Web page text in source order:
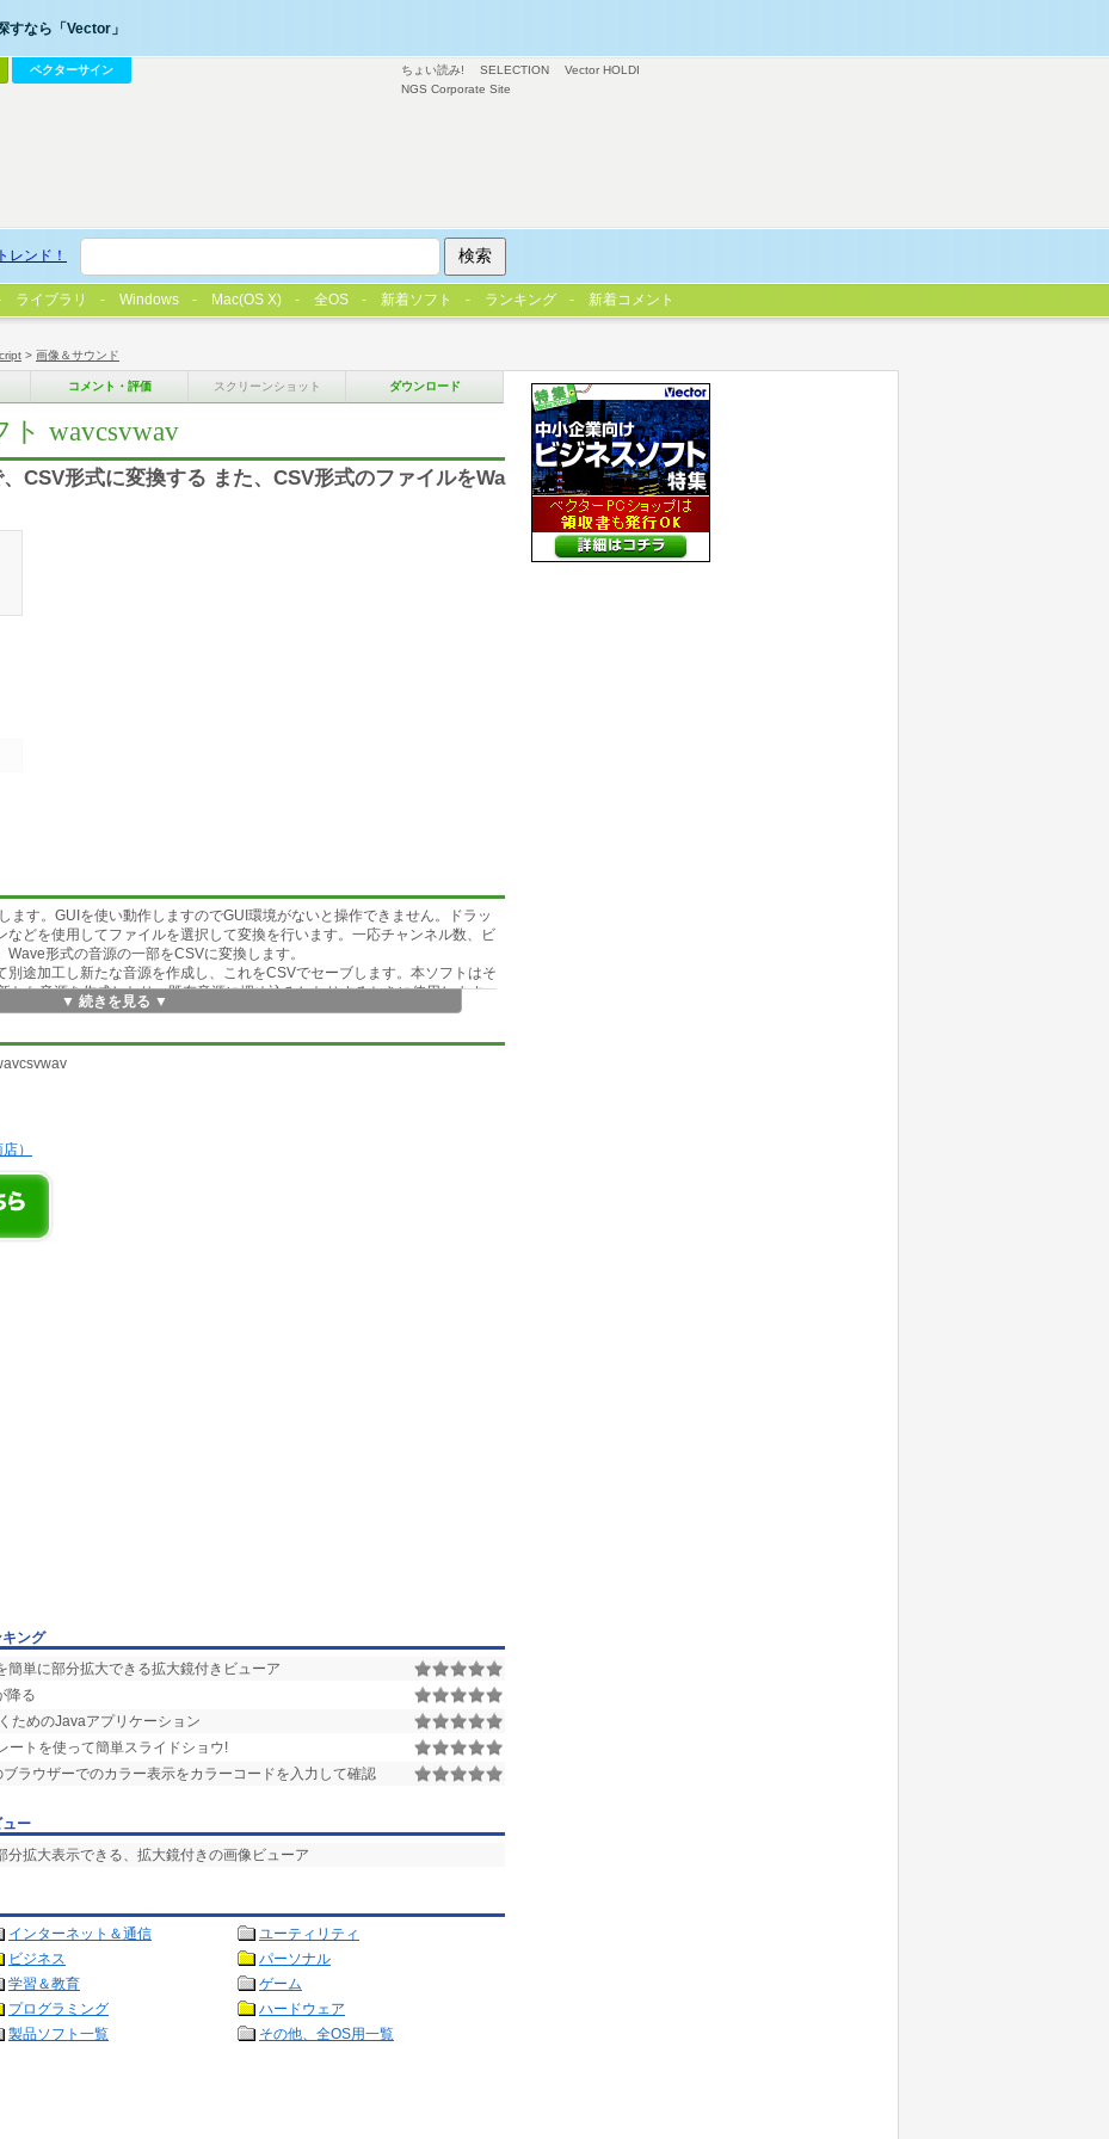
> 画像＆サウンド
コメント・評価 スクリーンショット ダウンロード
ト wavcsvwav
CSV形式に変換する また、CSV形式のファイルをWa
ます。GUIを使い動作しますのでGUI環境がないと操作できません。ドラッ
などを使用してファイルを選択して変換を行います。一応チャンネル数、ビ
形式の音源の一部をCSVに変換します。
別途加工し新たな音源を作成し、これをCSVでセーブします。本ソフトはそ
たな音源を作成したり、既存音源に埋め込みしたりするときに使用します。
▼ 続きを見る ▼
）
キング
簡単に部分拡大できる拡大鏡付きビューア
降る
ためのJavaアプリケーション
ートを使って簡単スライドショウ!
ブラウザーでのカラー表示をカラーコードを入力して確認
ュー
分拡大表示できる、拡大鏡付きの画像ビューア
インターネット＆通信
ユーティリティ
ビジネス
パーソナル
学習＆教育
ゲーム
プログラミング
ハードウェア
製品ソフト一覧 その他、全OS用一覧
ちょい読み! SELECTION
Vector HOLDI
NGS Corporate Site
すなら「Vector」
ベクターサイン
レンド！
ライブラリ Windows Mac(OS X) 全OS 新着ソフト ランキング 新着コメント